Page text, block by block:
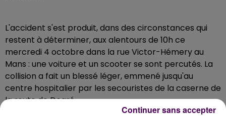
L'accident s'est produit, dans des circonstances qui
restent à déterminer, aux alentours de 10h ce
mercredi 4 octobre dans la rue Victor-Hémery au
Mans : une voiture et un scooter se sont percutés. La
collision a fait un blessé léger, emmené jusqu'au
centre hospitalier par les secouristes de la caserne de
la route de Degré.
Continuer sans accepter